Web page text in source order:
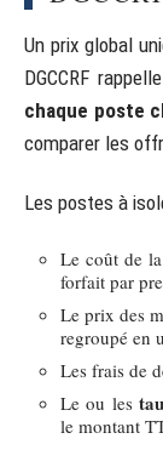
Un prix global
DGCCRF
chaque poste
comparer les
Les postes à
Le coût de
forfait par
Le prix des
regroupé en
Les frais de
Le ou les
le montant